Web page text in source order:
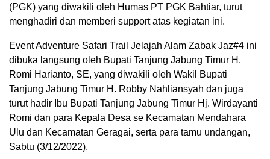
(PGK) yang diwakili oleh Humas PT PGK Bahtiar, turut
menghadiri dan memberi support atas kegiatan ini.
Event Adventure Safari Trail Jelajah Alam Zabak Jaz#4 ini
dibuka langsung oleh Bupati Tanjung Jabung Timur H.
Romi Harianto, SE, yang diwakili oleh Wakil Bupati
Tanjung Jabung Timur H. Robby Nahliansyah dan juga
turut hadir Ibu Bupati Tanjung Jabung Timur Hj. Wirdayanti
Romi dan para Kepala Desa se Kecamatan Mendahara
Ulu dan Kecamatan Geragai, serta para tamu undangan,
Sabtu (3/12/2022).